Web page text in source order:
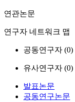
연관논문
연구자 네트워크 맵
공동연구자 (0)
유사연구자 (0)
발표논문
공동연구논문